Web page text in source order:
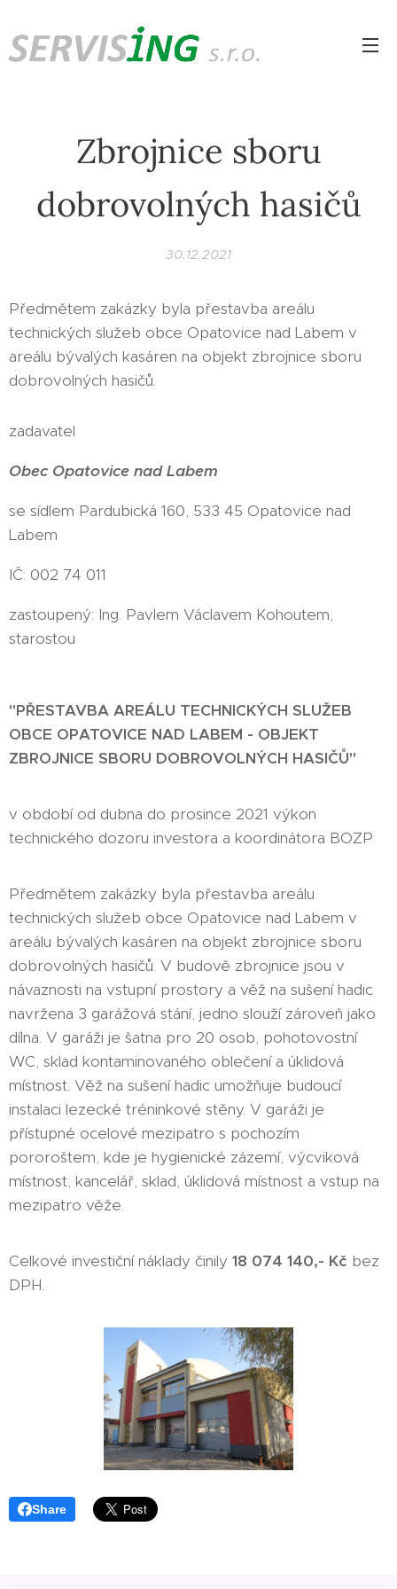
Zbrojnice sboru
dobrovolných hasičů
30.12.2021
Předmětem zakázky byla přestavba areálu
technických služeb obce Opatovice nad Labem v
areálu bývalých kasáren na objekt zbrojnice sboru
dobrovolných hasičů.
zadavatel
Obec Opatovice nad Labem
se sídlem Pardubická 160, 533 45 Opatovice nad
Labem
IČ: 002 74 011
zastoupený: Ing. Pavlem Václavem Kohoutem,
starostou
"PŘESTAVBA AREÁLU TECHNICKÝCH SLUŽEB
OBCE OPATOVICE NAD LABEM - OBJEKT
ZBROJNICE SBORU DOBROVOLNÝCH HASIČŮ"
v období od dubna do prosince 2021 výkon
technického dozoru investora a koordinátora BOZP
Předmětem zakázky byla přestavba areálu
technických služeb obce Opatovice nad Labem v
areálu bývalých kasáren na objekt zbrojnice sboru
dobrovolných hasičů. V budově zbrojnice jsou v
návaznosti na vstupní prostory a věž na sušení hadic
navržena 3 garážová stání, jedno slouží zároveň jako
dílna. V garáži je šatna pro 20 osob, pohotovostní
WC, sklad kontaminovaného oblečení a úklidová
místnost. Věž na sušení hadic umožňuje budoucí
instalaci lezecké tréninkové stěny. V garáži je
přístupné ocelové mezipatro s pochozím
pororoštem, kde je hygienické zázemí, výcviková
místnost, kancelář, sklad, úklidová místnost a vstup na
mezipatro věže.
Celkové investiční náklady činily 18 074 140,- Kč bez
DPH.
Share